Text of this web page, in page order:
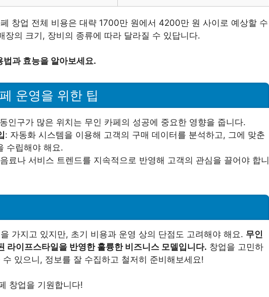
창업 전체 비용은 대략 1700만 원에서 4200만 원 사이로 예상할 수
장의 크기, 장비의 종류에 따라 달라질 수 있답니다.
과 효능을 알아보세요.
운영을 위한 팁
인구가 많은 위치는 무인 카페의 성공에 중요한 영향을 줍니다.
: 자동화 시스템을 이용해 고객의 구매 데이터를 분석하고, 그에 맞춘
수립해야 해요.
료나 서비스 트렌드를 지속적으로 반영해 고객의 관심을 끌어야 합니
가지고 있지만, 초기 비용과 운영 상의 단점도 고려해야 해요. 무인
라이프스타일을 반영한 훌륭한 비즈니스 모델입니다. 창업을 고민하
있으니, 정보를 잘 수집하고 철저히 준비해보세요!
창업을 기원합니다!